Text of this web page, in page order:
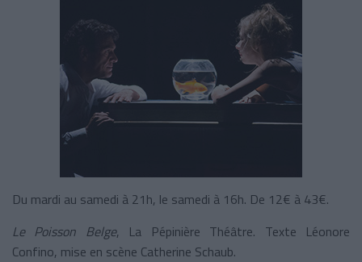
Du mardi au samedi à 21h, le samedi à 16h. De 12€ à 43€.
Le Poisson Belge, La Pépinière Théâtre. Texte Léonore
Confino, mise en scène Catherine Schaub.